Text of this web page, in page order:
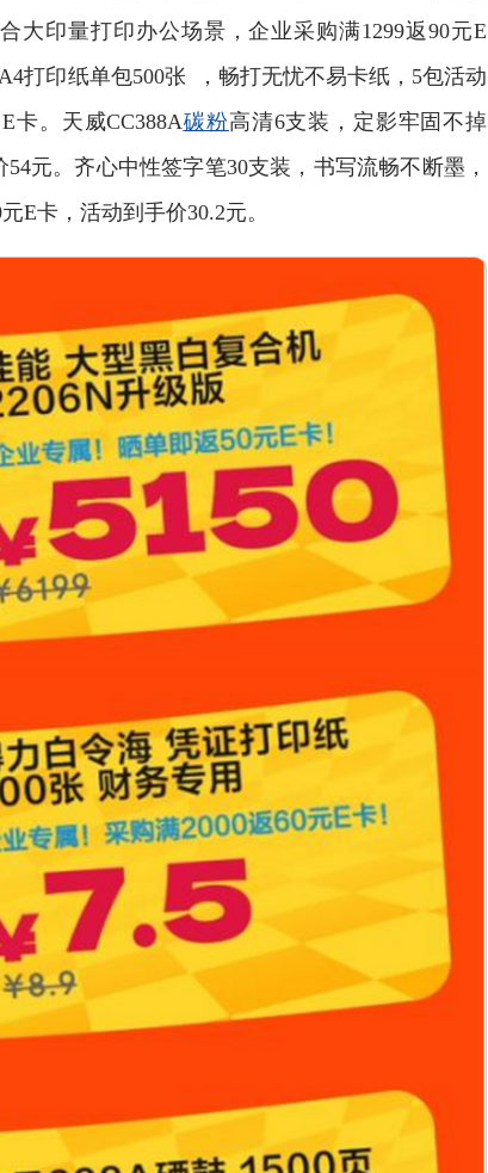
大印量打印办公场景，企业采购满1299返90元E
打印纸单包500张 ，畅打无忧不易卡纸，5包活动
卡。天威CC388A碳粉高清6支装，定影牢固不掉
元。齐心中性签字笔30支装，书写流畅不断墨，
E卡，活动到手价30.2元。